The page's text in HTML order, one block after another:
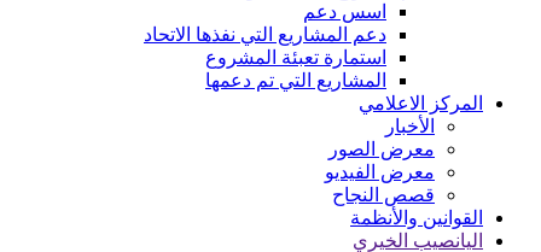
اسس دعم
دعم المشاريع التي نفذها الاتحاد
استمارة تعبئة المشروع
المشاريع التي تم دعمها
المركز الاعلامي
الأخبار
معرض الصور
معرض الفيديو
قصص النجاح
القوانين والأنظمة
اليانصيب الخيري